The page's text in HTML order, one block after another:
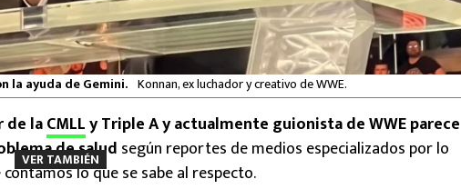
la ayuda de Gemini. Konnan, ex luchador y creativo de WWE.
de laCMLLy Triple A y actualmente guionista de WWE parece
de salud según reportes de medios especializados por lo
lo que se sabe al respecto.
VER TAMBIÉN